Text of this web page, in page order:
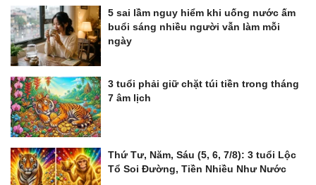
5 sai lầm nguy hiểm khi uống nước ấm
buổi sáng nhiều người vẫn làm mỗi
ngày
3 tuổi phải giữ chặt túi tiền trong tháng
7 âm lịch
Thứ Tư, Năm, Sáu (5, 6, 7/8): 3 tuổi Lộc
Tổ Soi Đường, Tiền Nhiều Như Nước